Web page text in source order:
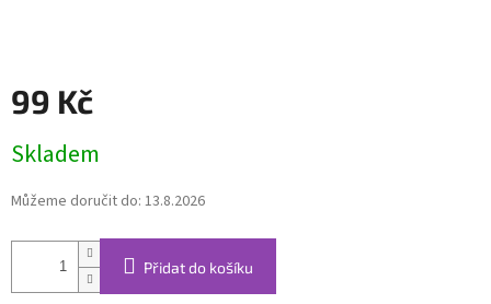
99 Kč
cena:
Skladem
Můžeme doručit do: 13.8.2026
Přidat do košíku